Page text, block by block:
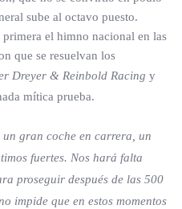
sube al octavo puesto.
el himno nacional en las
que se resuelvan los
Dreyer & Reinbold Racing y
mítica prueba.
un gran coche en carrera, un
fuertes. Nos hará falta
proseguir después de las 500
impide que en estos momentos